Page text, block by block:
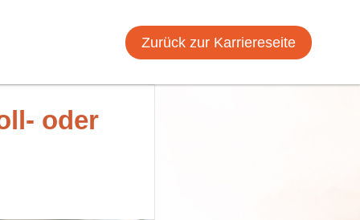
Zurück zur Karriereseite
oder